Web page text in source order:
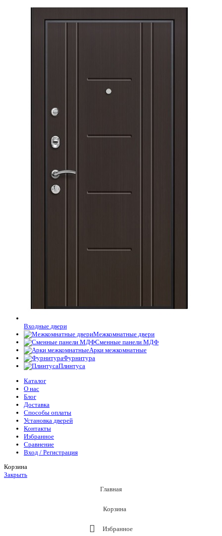
Входные двери
Межкомнатные двери
Сменные панели МДФ
Арки межкомнатные
Фурнитура
Плинтуса
Каталог
О нас
Блог
Доставка
Способы оплаты
Установка дверей
Контакты
Избранное
Сравнение
Вход / Регистрация
Корзина
Закрыть
Главная
Корзина
Избранное